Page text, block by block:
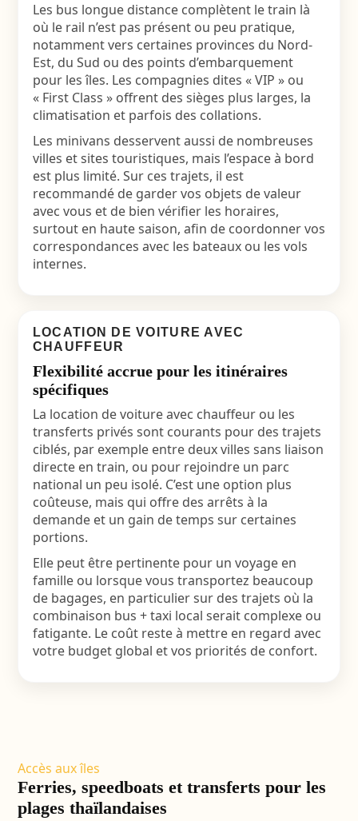
Les bus longue distance complètent le train là
où le rail n’est pas présent ou peu pratique,
notamment vers certaines provinces du Nord-
Est, du Sud ou des points d’embarquement
pour les îles. Les compagnies dites « VIP » ou
« First Class » offrent des sièges plus larges, la
climatisation et parfois des collations.
Les minivans desservent aussi de nombreuses
villes et sites touristiques, mais l’espace à bord
est plus limité. Sur ces trajets, il est
recommandé de garder vos objets de valeur
avec vous et de bien vérifier les horaires,
surtout en haute saison, afin de coordonner vos
correspondances avec les bateaux ou les vols
internes.
LOCATION DE VOITURE AVEC
CHAUFFEUR
Flexibilité accrue pour les itinéraires
spécifiques
La location de voiture avec chauffeur ou les
transferts privés sont courants pour des trajets
ciblés, par exemple entre deux villes sans liaison
directe en train, ou pour rejoindre un parc
national un peu isolé. C’est une option plus
coûteuse, mais qui offre des arrêts à la
demande et un gain de temps sur certaines
portions.
Elle peut être pertinente pour un voyage en
famille ou lorsque vous transportez beaucoup
de bagages, en particulier sur des trajets où la
combinaison bus + taxi local serait complexe ou
fatigante. Le coût reste à mettre en regard avec
votre budget global et vos priorités de confort.
Accès aux îles
Ferries, speedboats et transferts pour les
plages thaïlandaises